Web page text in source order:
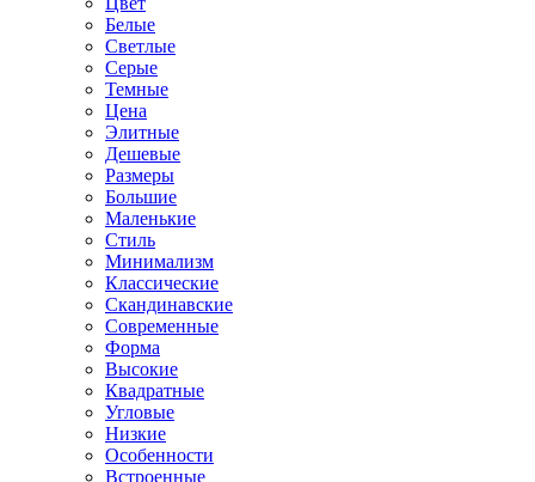
Белые
Светлые
Серые
Темные
Цена
Элитные
Дешевые
Размеры
Большие
Маленькие
Стиль
Минимализм
Классические
Скандинавские
Современные
Форма
Высокие
Квадратные
Угловые
Низкие
Особенности
Встроенные